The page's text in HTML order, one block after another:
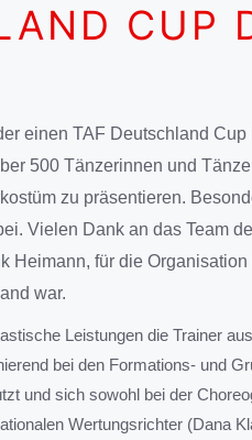
CUP
einen TAF Deutschland
500 Tänzerinnen und
zu präsentieren.
Vielen Dank an das Team
Heimann, für die
war.
Leistungen die Trainer
bei den Formations- und
und sich sowohl bei der
Wertungsrichter (Dana